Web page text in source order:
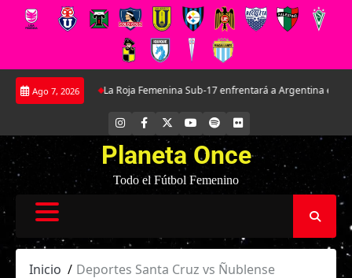
Saltar
Ago 7, 2026
de Everton La Roja Femenina Sub-17 enfrentará a Argentina en doble
INSTAGRAM
FACEBOOK YOUTUBE
SPOTIFYFLICKR
Planeta Once
Todo el Fútbol Femenino
Inicio Deportes Santa Cruz vs Ñublense